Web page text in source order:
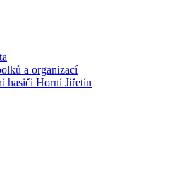
a organizací
hasiči Horní Jiřetín